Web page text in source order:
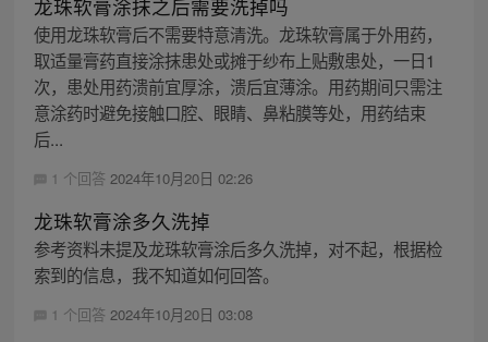
龙珠软膏涂抹之后需要洗掉吗
使用龙珠软膏后不需要特意清洗。龙珠软膏属于外用药，
取适量膏药直接涂抹患处或摊于纱布上贴敷患处，一日1
次，患处用药溃前宜厚涂，溃后宜薄涂。用药期间只需注
意涂药时避免接触口腔、眼睛、鼻粘膜等处，用药结束
后...
1 个回答 2024年10月20日 02:26
龙珠软膏涂多久洗掉
参考资料未提及龙珠软膏涂后多久洗掉，对不起，根据检
索到的信息，我不知道如何回答。
1 个回答 2024年10月20日 03:08